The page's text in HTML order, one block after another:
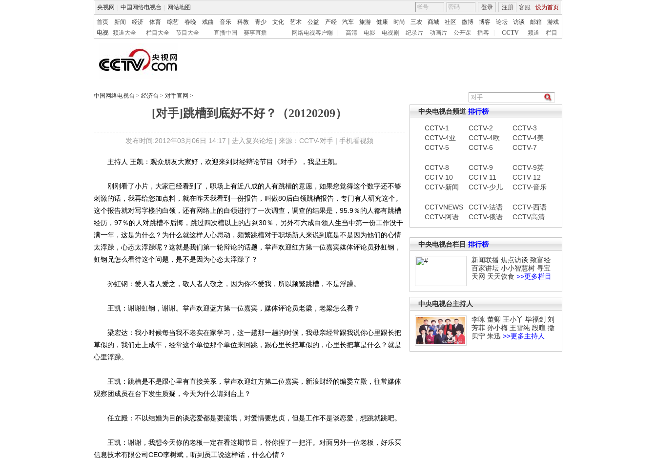
央视网 中国网络电视台 网站地图 客服 设为首页
登录 注册
首页 新闻 经济 体育 综艺 春晚 戏曲 音乐 科教 青少 文化 艺术 公益 产经 汽车 旅游 健康 时尚 三农 商城 社区 微博 博客 论坛 访谈 邮箱
游戏
电视
频道大全 栏目大全 节目大全 直播中国 赛事直播 网络电视客户端 高清 电影 电视剧 纪录片 动画片 公开课 播客 CCTV 频道 栏目
中国网络电视台 > 经济台 > 对手官网 >
[对手]跳槽到底好不好？（20120209）
发布时间:2012年03月06日 14:17 | 进入复兴论坛| 来源：CCTV-对手 | 手机看视频
中央电视台频道 排行榜
CCTV-1 CCTV-2
CCTV-3
CCTV-4亚
CCTV-4欧
CCTV-4美
CCTV-5
CCTV-6 CCTV-7
CCTV-8 CCTV-9
CCTV-9英
CCTV-10
CCTV-11
CCTV-12
CCTV-新闻
CCTV-少儿 CCTV-音乐
CCTVNEWS CCTV-法语
CCTV-西语
CCTV-阿语
CCTV-俄语 CCTV高清
中央电视台栏目 排行榜
新闻联播 焦点访谈 致富经
百家讲坛 小小智慧树 寻宝
天网 天天饮食 >>更多栏目
中央电视台主持人
李咏 董卿 王小丫 毕福剑 刘
芳菲 孙小梅 王雪纯 段暄 撒
贝宁 朱迅 >>更多主持人
主持人 王凯：观众朋友大家好，欢迎来到财经辩论节目《对手》，我是王凯。
刚刚看了小片，大家已经看到了，职场上有近八成的人有跳槽的意愿，如果您觉得这个数字还不够
刺激的话，我再给您加点料，就在昨天我看到一份报告，叫做80后白领跳槽报告，专门有人研究这个。
这个报告就对写字楼的白领，还有网络上的白领进行了一次调查，调查的结果是，95.9％的人都有跳槽
经历，97％的人对跳槽不后悔，跳过四次槽以上的占到30％，另外有六成白领人生当中第一份工作没干
满一年，这是为什么？为什么就这样人心思动，频繁跳槽对于职场新人来说到底是不是因为他们的心情
太浮躁，心态太浮躁呢？这就是我们第一轮辩论的话题，掌声欢迎红方第一位嘉宾媒体评论员孙虹钢，
虹钢兄怎么看待这个问题，是不是因为心态太浮躁了？
孙虹钢：爱人者人爱之，敬人者人敬之，因为你不爱我，所以频繁跳槽，不是浮躁。
王凯：谢谢虹钢，谢谢。掌声欢迎蓝方第一位嘉宾，媒体评论员老梁，老梁怎么看？
梁宏达：我小时候每当我不老实在家学习，这一趟那一趟的时候，我母亲经常跟我说你心里跟长把
草似的，我们走上成年，经常这个单位那个单位来回跳，跟心里长把草似的，心里长把草是什么？就是
心里浮躁。
王凯：跳槽是不是跟心里有直接关系，掌声欢迎红方第二位嘉宾，新浪财经的编委立殿，往常媒体
观察团成员在台下发生质疑，今天为什么请到台上？
任立殿：不以结婚为目的谈恋爱都是耍流氓，对爱情要忠贞，但是工作不是谈恋爱，想跳就跳吧。
王凯：谢谢，我想今天你的老板一定在看这期节目，替你捏了一把汗。对面另外一位老板，好乐买
信息技术有限公司CEO李树斌，听到员工说这样话，什么心情？